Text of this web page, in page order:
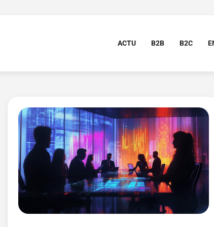
ACTU B2B B2C